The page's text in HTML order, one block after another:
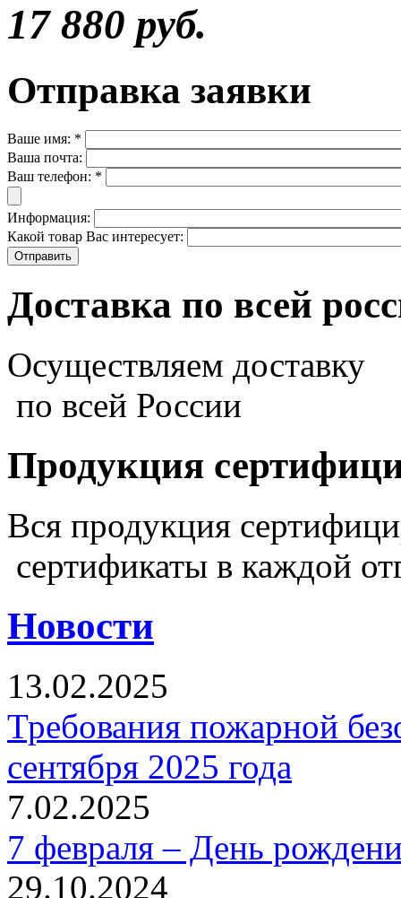
17 880 руб.
Отправка заявки
Ваше имя: *
Ваша почта:
Ваш телефон: *
Информация:
Какой товар Вас интересует:
Доставка по всей
Осуществляем доставку
по всей России
Продукция
Вся продукция
сертификаты в каждой
Новости
13.02.2025
Требования пожарной
сентября 2025 года
7.02.2025
7 февраля – День
29.10.2024